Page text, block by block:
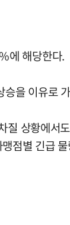
에 해당한다.
을 이유로
상황에서
점별 긴급